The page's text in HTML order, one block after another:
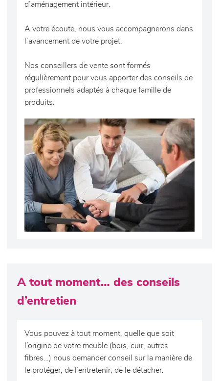
d’aménagement intérieur.
A votre écoute, nous vous accompagnerons dans
l’avancement de votre projet.
Nos conseillers de vente sont formés
régulièrement pour vous apporter des conseils de
professionnels adaptés à chaque famille de
produits.
A tout moment… des conseils
d’entretien
Vous pouvez à tout moment, quelle que soit
l’origine de votre meuble (bois, cuir, autres
fibres…) nous demander conseil sur la manière de
le protéger, de l’entretenir, de le détacher.